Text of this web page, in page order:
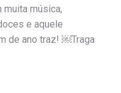
muita música,
e aquele
de ano traz! ￼Traga